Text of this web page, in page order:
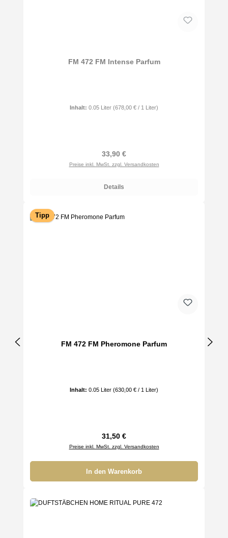
FM 472 FM Intense Parfum
Inhalt: 0.05 Liter (678,00 € / 1 Liter)
Regulärer Preis:
33,90 €
Preise inkl. MwSt. zzgl. Versandkosten
Details
Tipp
FM 472 FM Pheromone Parfum
Inhalt: 0.05 Liter (630,00 € / 1 Liter)
Regulärer Preis:
31,50 €
Preise inkl. MwSt. zzgl. Versandkosten
In den Warenkorb